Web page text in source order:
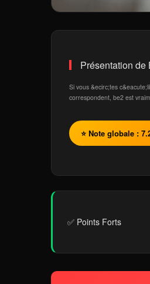
Présentation de
Si vous &ecirc;tes
correspondent, be2 est
⭐ Note globale :
✅ Points Forts